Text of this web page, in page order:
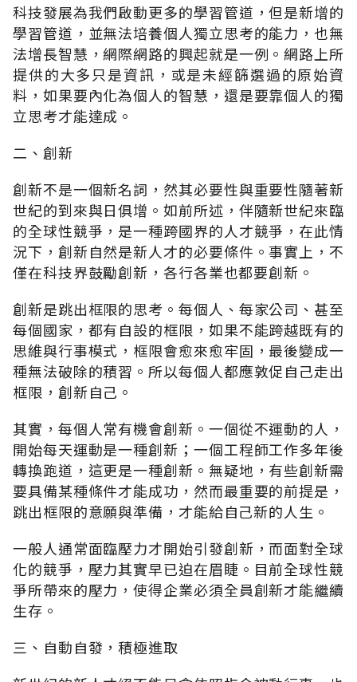
科技發展為我們啟動更多的學習管道，但是新增的
學習管道，並無法培養個人獨立思考的能力，也無
法增長智慧，網際網路的興起就是一例。網路上所
提供的大多只是資訊，或是未經篩選過的原始資
料，如果要內化為個人的智慧，還是要靠個人的獨
立思考才能達成。
二、創新
創新不是一個新名詞，然其必要性與重要性隨著新
世紀的到來與日俱增。如前所述，伴隨新世紀來臨
的全球性競爭，是一種跨國界的人才競爭，在此情
況下，創新自然是新人才的必要條件。事實上，不
僅在科技界鼓勵創新，各行各業也都要創新。
創新是跳出框限的思考。每個人、每家公司、甚至
每個國家，都有自設的框限，如果不能跨越既有的
思維與行事模式，框限會愈來愈牢固，最後變成一
種無法破除的積習。所以每個人都應敦促自己走出
框限，創新自己。
其實，每個人常有機會創新。一個從不運動的人，
開始每天運動是一種創新；一個工程師工作多年後
轉換跑道，這更是一種創新。無疑地，有些創新需
要具備某種條件才能成功，然而最重要的前提是，
跳出框限的意願與準備，才能給自己新的人生。
一般人通常面臨壓力才開始引發創新，而面對全球
化的競爭，壓力其實早已迫在眉睫。目前全球性競
爭所帶來的壓力，使得企業必須全員創新才能繼續
生存。
三、自動自發，積極進取